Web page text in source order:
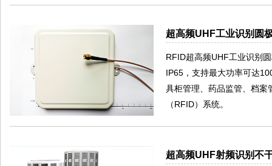
超高频UHF工业识别圆
RFID超高频UHF工业识别
IP65，支持最大功率可达
具柜管理、药品监管、档案
（RFID）系统。
超高频UHF射频识别不